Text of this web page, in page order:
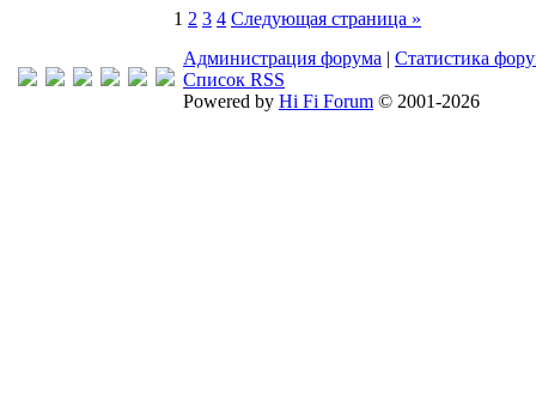
1 2 3 4 Следующая страница »
Администрация форума | Статистика
Список RSS
Powered by Hi Fi Forum © 2001-2026